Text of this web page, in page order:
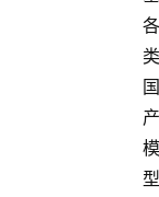
各
类
国
产
模
型